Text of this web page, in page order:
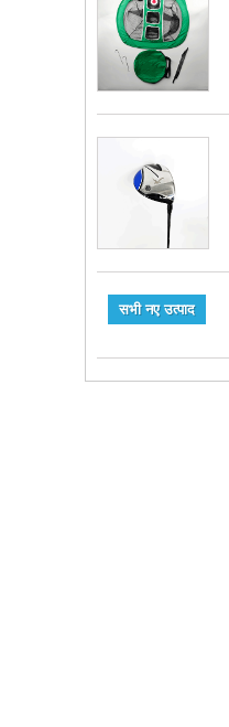
सभी नए उत्पाद